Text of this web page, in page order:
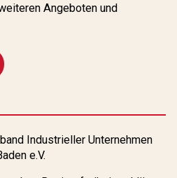
Angeboten und
Industrieller Unternehmen
e.V.